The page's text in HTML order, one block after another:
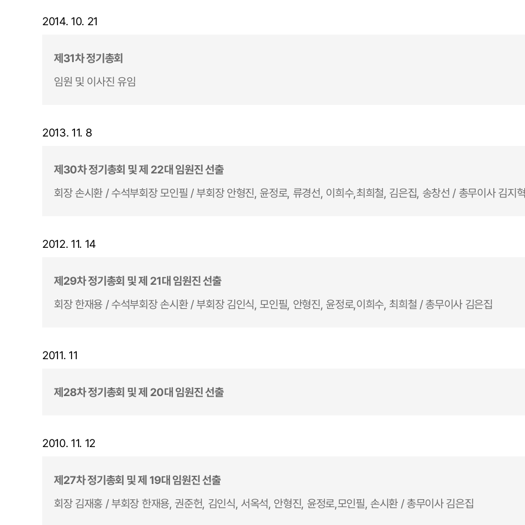
2014. 10. 21
제31차 정기총회
임원 및 이사진 유임
2013. 11. 8
제30차 정기총회 및 제 22대 임원진 선출
회장 손시환 / 수석부회장 모인필 / 부회장 안형진, 윤정로, 류경선, 이희수,최희철, 김은집, 송창선 / 총무이사 김지
2012. 11. 14
제29차 정기총회 및 제 21대 임원진 선출
회장 한재용 / 수석부회장 손시환 / 부회장 김인식, 모인필, 안형진, 윤정로,이희수, 최희철 / 총무이사 김은집
2011. 11
제28차 정기총회 및 제 20대 임원진 선출
2010. 11. 12
제27차 정기총회 및 제 19대 임원진 선출
회장 김재홍 / 부회장 한재용, 권준헌, 김인식, 서옥석, 안형진, 윤정로,모인필, 손시환 / 총무이사 김은집